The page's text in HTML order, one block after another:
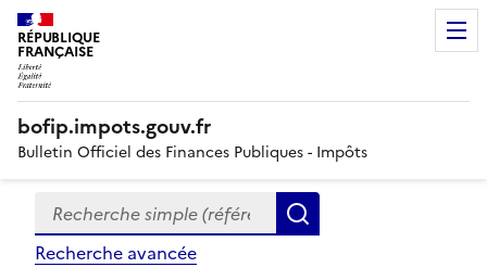
RÉPUBLIQUE
FRANÇAISE
bofip.impots.gouv.fr
Bulletin Officiel des Finances Publiques - Impôts
Formulaire
de
recherche
Recherche simple (références, mots clés, partie du
Recherche avancée